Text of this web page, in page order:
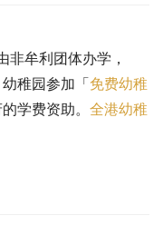
非牟利团体办学，
稚园参加「免费幼稚
学费资助。 全港幼稚